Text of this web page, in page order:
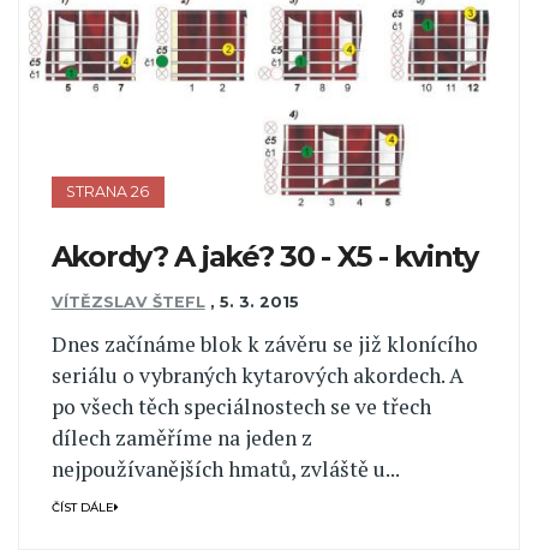
STRANA 26
Akordy? A jaké? 30 - X5 - kvinty
VÍTĚZSLAV ŠTEFL , 5. 3. 2015
Dnes začínáme blok k závěru se již klonícího
seriálu o vybraných kytarových akordech. A
po všech těch speciálnostech se ve třech
dílech zaměříme na jeden z
nejpoužívanějších hmatů, zvláště u...
ČÍST DÁLE